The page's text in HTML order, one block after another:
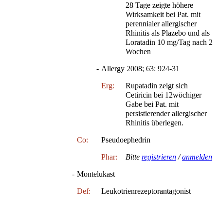
28 Tage zeigte höhere
Wirksamkeit bei Pat. mit
perennialer allergischer
Rhinitis als Plazebo und als
Loratadin 10 mg/Tag nach 2
Wochen
- Allergy 2008; 63: 924-31
Erg:
Rupatadin zeigt sich
Cetiricin bei 12wöchiger
Gabe bei Pat. mit
persistierender allergischer
Rhinitis überlegen.
Co: Pseudoephedrin
Phar: Bitte registrieren /anmelden
- Montelukast
Def: Leukotrienrezeptorantagonist